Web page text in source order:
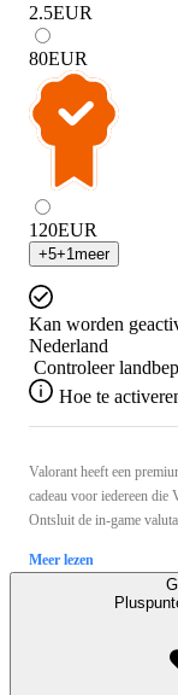
2.5EUR
80EUR
120EUR
+5+1 meer
Kan worden
Nederland
Controleer
Hoe te
Valorant heeft een
cadeau voor iedereen
Ontsluit de in-game
Meer lezen